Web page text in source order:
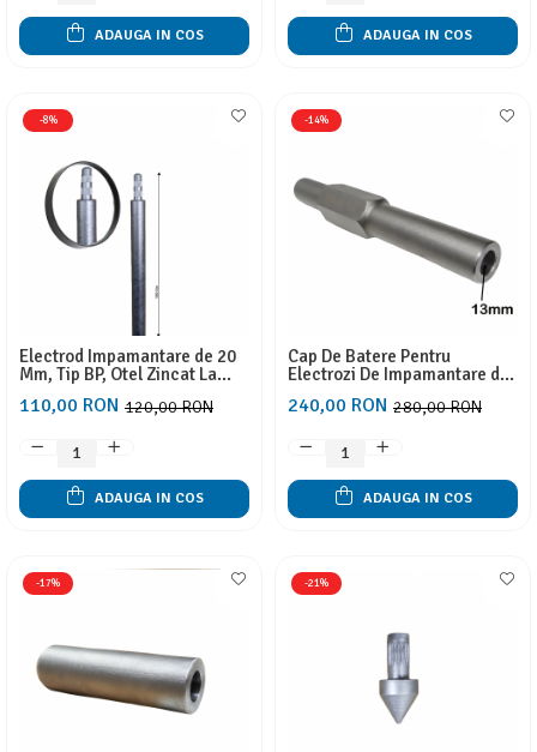
ADAUGA IN COS ADAUGA IN COS
-8%
Electrod Impamantare de 20
Mm, Tip BP, Otel Zincat La
Case, Panouri Solare, Garduri
120,00 RON
110,00 RON
ADAUGA IN COS
-14%
Cap De Batere Pentru
Electrozi De Impamantare de
Cu Diametru 13 mm280,00 RON
240,00 RON
ADAUGA IN COS
-17% -21%